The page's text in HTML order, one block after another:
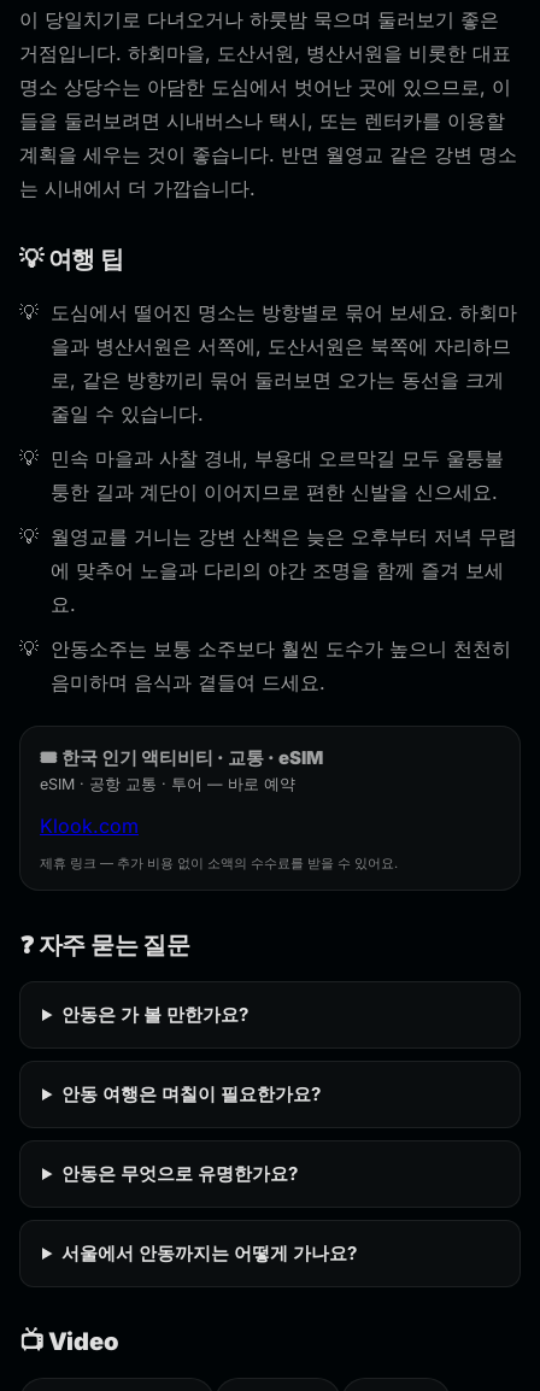
이 당일치기로 다녀오거나 하룻밤 묵으며 둘러보기 좋은
거점입니다. 하회마을, 도산서원, 병산서원을 비롯한 대표
명소 상당수는 아담한 도심에서 벗어난 곳에 있으므로, 이
들을 둘러보려면 시내버스나 택시, 또는 렌터카를 이용할
계획을 세우는 것이 좋습니다. 반면 월영교 같은 강변 명소
는 시내에서 더 가깝습니다.
💡 여행 팁
도심에서 떨어진 명소는 방향별로 묶어 보세요. 하회마
을과 병산서원은 서쪽에, 도산서원은 북쪽에 자리하므
로, 같은 방향끼리 묶어 둘러보면 오가는 동선을 크게
줄일 수 있습니다.
민속 마을과 사찰 경내, 부용대 오르막길 모두 울퉁불
퉁한 길과 계단이 이어지므로 편한 신발을 신으세요.
월영교를 거니는 강변 산책은 늦은 오후부터 저녁 무렵
에 맞추어 노을과 다리의 야간 조명을 함께 즐겨 보세
요.
안동소주는 보통 소주보다 훨씬 도수가 높으니 천천히
음미하며 음식과 곁들여 드세요.
🎟️ 한국 인기 액티비티 · 교통 · eSIM
eSIM · 공항 교통 · 투어 — 바로 예약
Klook.com
제휴 링크 — 추가 비용 없이 소액의 수수료를 받을 수 있어요.
❓ 자주 묻는 질문
안동은 가 볼 만한가요?
안동 여행은 며칠이 필요한가요?
안동은 무엇으로 유명한가요?
서울에서 안동까지는 어떻게 가나요?
📺 Video